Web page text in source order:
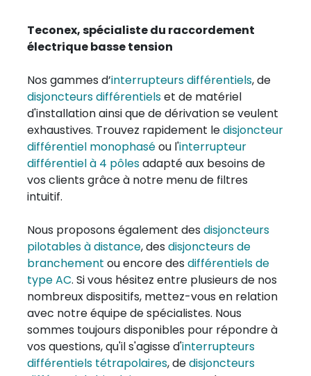
Teconex, spécialiste du raccordement
électrique basse tension
Nos gammes d’interrupteurs différentiels, de
disjoncteurs différentielset de matériel
d'installation ainsi que de dérivation se veulent
exhaustives. Trouvez rapidement ledisjoncteur
différentiel monophaséou l'interrupteur
différentiel à 4 pôlesadapté aux besoins de
vos clients grâce à notre menu de filtres
intuitif.
Nous proposons également des disjoncteurs
pilotables à distance, des disjoncteurs de
branchement ou encore des différentiels de
type AC. Si vous hésitez entre plusieurs de nos
nombreux dispositifs, mettez-vous en relation
avec notre équipe de spécialistes. Nous
sommes toujours disponibles pour répondre à
vos questions, qu'il s'agisse d'interrupteurs
différentiels tétrapolaires, dedisjoncteurs